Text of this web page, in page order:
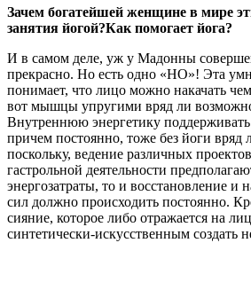
Зачем богатейшей женщине в мире
занятия йогой?Как помогает йога?
И в самом деле, уж у Мадонны
прекрасно. Но есть одно «НО»! Эта
понимает, что лицо можно накачать
вот мышцы упругими вряд ли
Внутреннюю энергетику
причем постоянно, тоже без йоги вряд
поскольку, ведение различных
гастрольной деятельности
энергозатраты, то и восстановление и
сил должно происходить постоянно.
сияние, которое либо отражается на
синтетически-искусственным создать